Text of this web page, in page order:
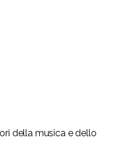
della musica e dello